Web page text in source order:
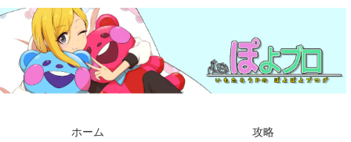
ホーム 攻略